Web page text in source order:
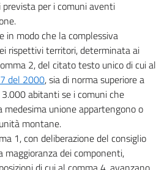
per i comuni aventi
in modo che la complessiva
rispettivi territori, determinata ai
2, del citato testo unico di cui al
del 2000, sia di norma superiore a
abitanti se i comuni che
unione appartengono o
montane.
1, con deliberazione del consiglio
maggioranza dei componenti,